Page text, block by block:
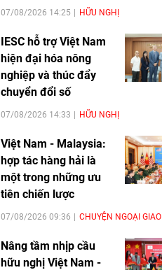
07/08/2026 14:25 HỮU NGHỊ
IESC hỗ trợ Việt Nam
hiện đại hóa nông
nghiệp và thúc đẩy
chuyển đổi số
07/08/2026 14:33 HỮU NGHỊ
Việt Nam - Malaysia:
hợp tác hàng hải là
một trong những ưu
tiên chiến lược
07/08/2026 09:36 CHUYỆN NGOẠI GIAO
Nâng tầm nhịp cầu
hữu nghị Việt Nam -